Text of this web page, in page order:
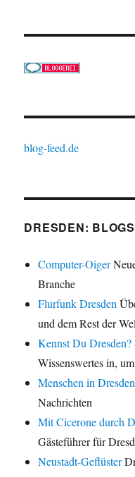
blog-feed.de
DRESDEN:
Computer-Oiger
Branche
Flurfunk Dresden
und dem Rest der
Kennst Du Dresden?
Wissenswertes in,
Menschen in Dresden
Nachrichten
Mit Cicerone durch
Gästeführer für
Neustadt-Geflüster